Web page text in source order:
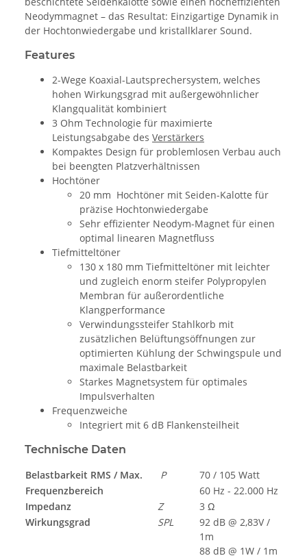
Neodymmagnet – das Resultat: Einzigartige Dynamik in
der Hochtonwiedergabe und kristallklarer Sound.
Features
2-Wege Koaxial-Lautsprechersystem, welches
hohen Wirkungsgrad mit außergewöhnlicher
Klangqualität kombiniert
3 Ohm Technologie für maximierte
Leistungsabgabe des Verstärkers
Kompaktes Design für problemlosen Verbau auch
bei beengten Platzverhältnissen
Hochtöner
20 mm Hochtöner mit Seiden-Kalotte für
präzise Hochtonwiedergabe
Sehr effizienter Neodym-Magnet für einen
optimal linearen Magnetfluss
Tiefmitteltöner
130 x 180 mm Tiefmitteltöner mit leichter
und zugleich enorm steifer Polypropylen
Membran für außerordentliche
Klangperformance
Verwindungssteifer Stahlkorb mit
zusätzlichen Belüftungsöffnungen zur
optimierten Kühlung der Schwingspule und
maximale Belastbarkeit
Starkes Magnetsystem für optimales
Impulsverhalten
Frequenzweiche
Integriert mit 6 dB Flankensteilheit
Technische Daten
Belastbarkeit RMS / Max.
P
70 / 105 Watt
Frequenzbereich
60 Hz - 22.000 Hz
Impedanz
Z
3 Ω
Wirkungsgrad
SPL
92 dB @ 2,83V /
1m
88 dB @ 1W / 1m